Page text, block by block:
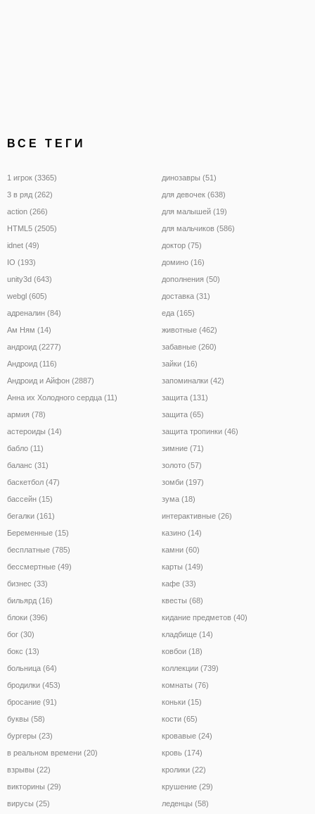
ВСЕ ТЕГИ
1 игрок (3365)
3 в ряд (262)
action (266)
HTML5 (2505)
idnet (49)
IO (193)
unity3d (643)
webgl (605)
адреналин (84)
Ам Ням (14)
андроид (2277)
Андроид (116)
Андроид и Айфон (2887)
Анна их Холодного сердца (11)
армия (78)
астероиды (14)
бабло (11)
баланс (31)
баскетбол (47)
бассейн (15)
бегалки (161)
Беременные (15)
бесплатные (785)
бессмертные (49)
бизнес (33)
бильярд (16)
блоки (396)
бог (30)
бокс (13)
больница (64)
бродилки (453)
бросание (91)
буквы (58)
бургеры (23)
в реальном времени (20)
взрывы (22)
викторины (29)
вирусы (25)
динозавры (51)
для девочек (638)
для малышей (19)
для мальчиков (586)
доктор (75)
домино (16)
дополнения (50)
доставка (31)
еда (165)
животные (462)
забавные (260)
зайки (16)
запоминалки (42)
защита (131)
защита (65)
защита тропинки (46)
зимние (71)
золото (57)
зомби (197)
зума (18)
интерактивные (26)
казино (14)
камни (60)
карты (149)
кафе (33)
квесты (68)
кидание предметов (40)
кладбище (14)
ковбои (18)
коллекции (739)
комнаты (76)
коньки (15)
кости (65)
кровавые (24)
кровь (174)
кролики (22)
крушение (29)
леденцы (58)